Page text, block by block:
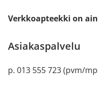
Verkkoapteekki on
Asiakaspalvelu
p. 013 555 723 (pvm/